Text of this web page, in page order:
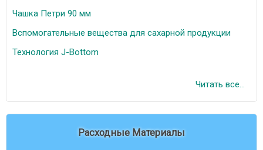
Чашка Петри 90 мм
Вспомогательные вещества для сахарной продукции
Технология J-Bottom
Читать все...
Расходные Материалы